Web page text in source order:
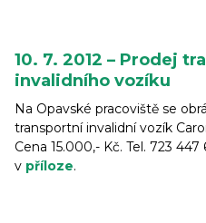
10. 7. 2012 – Prodej
invalidního vozíku
Na Opavské pracoviště se
transportní invalidní vozík
Cena 15.000,- Kč. Tel. 723
v příloze.